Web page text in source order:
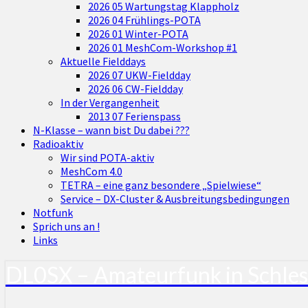
2026 05 Wartungstag Klappholz
2026 04 Frühlings-POTA
2026 01 Winter-POTA
2026 01 MeshCom-Workshop #1
Aktuelle Fielddays
2026 07 UKW-Fieldday
2026 06 CW-Fieldday
In der Vergangenheit
2013 07 Ferienspass
N-Klasse – wann bist Du dabei ???
Radioaktiv
Wir sind POTA-aktiv
MeshCom 4.0
TETRA – eine ganz besondere „Spielwiese“
Service – DX-Cluster & Ausbreitungsbedingungen
Notfunk
Sprich uns an !
Links